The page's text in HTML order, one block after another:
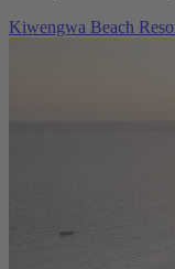
Kiwengwa Beach